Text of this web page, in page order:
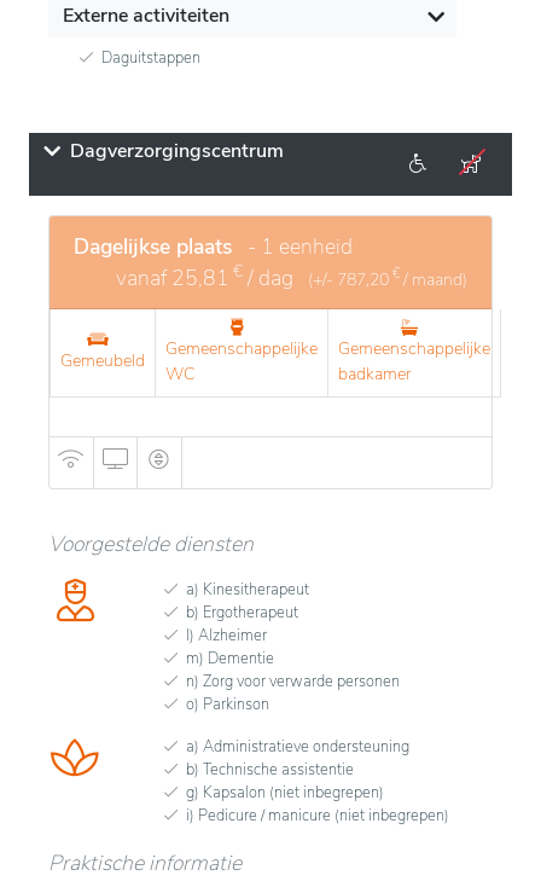
Externe activiteiten
Daguitstappen
Dagverzorgingscentrum
Dagelijkse plaats - 1 eenheid
vanaf25,81 € / dag (+/- 787,20 € / maand)
Gemeubeld
Gemeenschappelijke
WC
Gemeenschappelijke
badkamer
Voorgestelde diensten
a) Kinesitherapeut
b) Ergotherapeut
l) Alzheimer
m) Dementie
n) Zorg voor verwarde personen
o) Parkinson
a) Administratieve ondersteuning
b) Technische assistentie
g) Kapsalon (niet inbegrepen)
i) Pedicure / manicure (niet inbegrepen)
Praktische informatie